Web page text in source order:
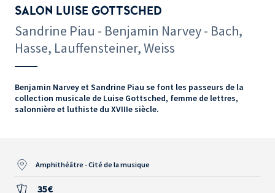
SALON LUISE GOTTSCHED
Sandrine Piau - Benjamin Narvey - Bach,
Hasse, Lauffensteiner, Weiss
Benjamin Narvey et Sandrine Piau se font les passeurs de la
collection musicale de Luise Gottsched, femme de lettres,
salonnière et luthiste du XVIIIe siècle.
Amphithéâtre - Cité de la musique
35€